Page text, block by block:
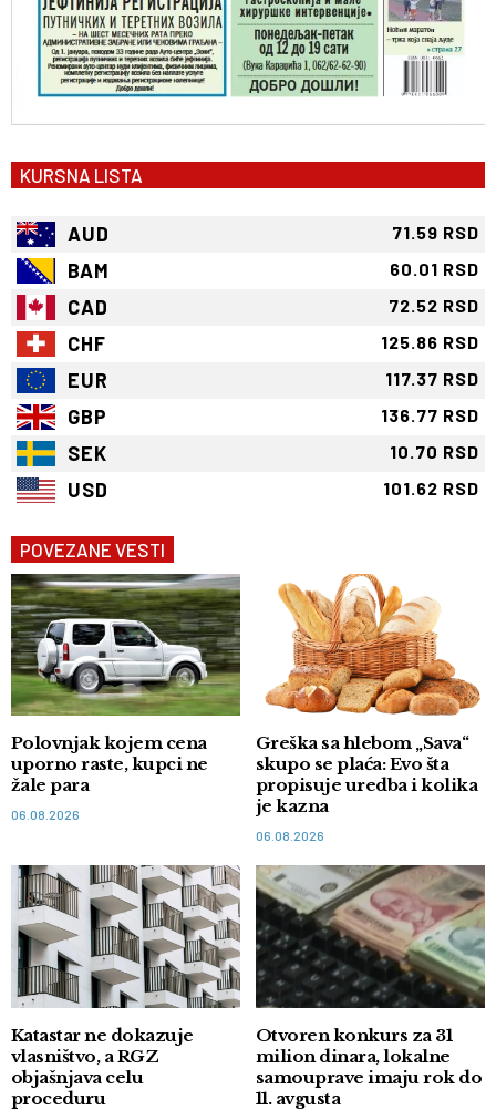
KURSNA LISTA
AUD 71.59 RSD
BAM 60.01 RSD
CAD 72.52 RSD
CHF 125.86 RSD
EUR 117.37 RSD
GBP 136.77 RSD
SEK 10.70 RSD
USD 101.62 RSD
POVEZANE VESTI
Polovnjak kojem cena
uporno raste, kupci ne
žale para
06.08.2026
Greška sa hlebom „Sava“
skupo se plaća: Evo šta
propisuje uredba i kolika
je kazna
06.08.2026
Katastar ne dokazuje
vlasništvo, a RGZ
objašnjava celu
proceduru
Otvoren konkurs za 31
milion dinara, lokalne
samouprave imaju rok do
11. avgusta